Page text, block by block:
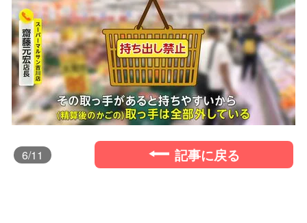
6/11 記事に戻る